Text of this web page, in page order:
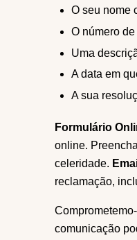
O seu nome
O número
Uma
A data em
A sua
Formulário
online.
celeridade.
reclamação,
comunicação